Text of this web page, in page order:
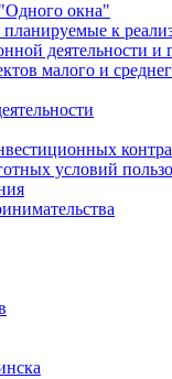
окна"
к
деятельности и
малого и
условий